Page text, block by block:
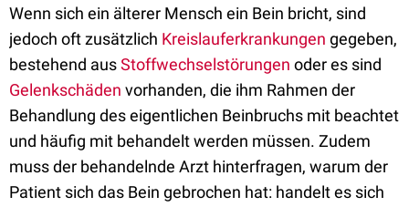
Wenn sich ein älterer Mensch ein Bein bricht, sind
jedoch oft zusätzlich Kreislauferkrankungen gegeben,
bestehend ausStoffwechselstörungen oder es sind
Gelenkschäden vorhanden, die ihm Rahmen der
Behandlung des eigentlichen Beinbruchs mit beachtet
und häufig mit behandelt werden müssen. Zudem
muss der behandelnde Arzt hinterfragen, warum der
Patient sich das Bein gebrochen hat: handelt es sich